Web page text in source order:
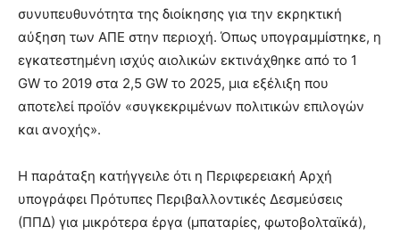
συνυπευθυνότητα της διοίκησης για την εκρηκτική
αύξηση των ΑΠΕ στην περιοχή. Όπως υπογραμμίστηκε, η
εγκατεστημένη ισχύς αιολικών εκτινάχθηκε από το 1
GW το 2019 στα 2,5 GW το 2025, μια εξέλιξη που
αποτελεί προϊόν «συγκεκριμένων πολιτικών επιλογών
και ανοχής».
Η παράταξη κατήγγειλε ότι η Περιφερειακή Αρχή
υπογράφει Πρότυπες Περιβαλλοντικές Δεσμεύσεις
(ΠΠΔ) για μικρότερα έργα (μπαταρίες, φωτοβολταϊκά),